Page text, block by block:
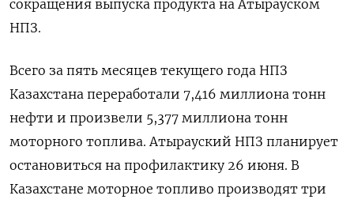
сокращения выпуска продукта на Атырауском
НПЗ.
Всего за пять месяцев ​текущего года ​НПЗ
Казахстана переработали ‌7,416 миллиона тонн
нефти и произвели ​5,377 миллиона тонн
моторного топлива. Атырауский НПЗ планирует
остановиться на профилактику 26 июня. В
Казахстане моторное топливо производят три